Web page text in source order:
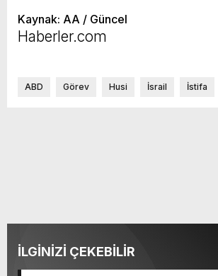
Kaynak: AA / Güncel
Haberler.com
ABD Görev Husi İsrail İstifa
İLGİNİZİ ÇEKEBİLİR